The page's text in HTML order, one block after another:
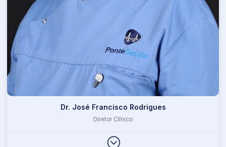
Dr. José Francisco Rodrigues
Diretor Clínico